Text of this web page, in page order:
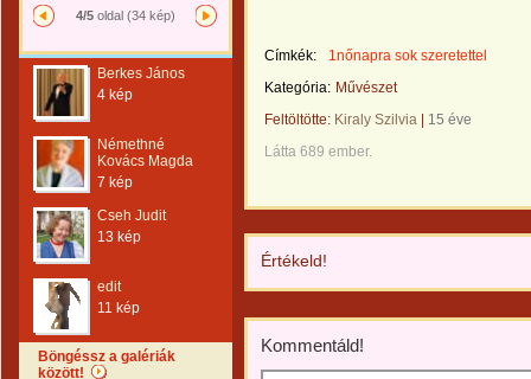
4/5 oldal (34 kép)
Berkes János
4 kép
Némethné
Kovács Magda
7 kép
Cseh Judit
13 kép
edit
11 kép
Böngéssz a galériák
között!
Címkék:
1nőnapra sok szeretettel
Kategória: Művészet
Feltöltötte: Kiraly Szilvia
15 éve
Látta 689 ember.
Értékeld!
Kommentáld!